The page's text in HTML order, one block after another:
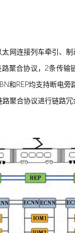
网连接列车牵引、
聚合协议，2条传
和REP均支持断电
聚合协议进行链路